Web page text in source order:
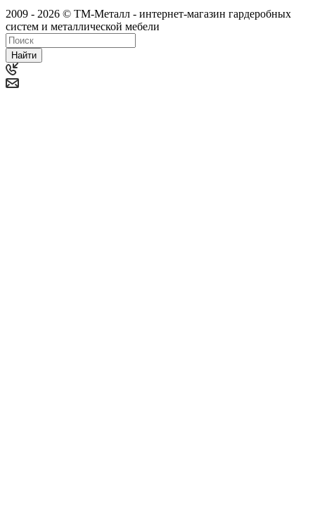
2009 - 2026 © ТМ-Металл - интернет-магазин гардеробных
систем и металлической мебели
Найти